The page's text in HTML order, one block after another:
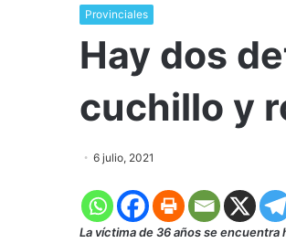
Provinciales
Hay dos
cuchillo y
6 julio, 2021
La víctima de 36 años se encuentra